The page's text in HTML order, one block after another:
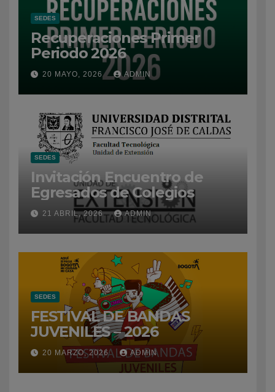
SEDES
Recuperaciones Primer
Periodo 2026
20 MAYO, 2026 ADMIN
SEDES
Invitación Encuentro de
Egresados de Colegios
21 ABRIL, 2026 ADMIN
SEDES
FESTIVAL DE BANDAS
JUVENILES – 2026
20 MARZO, 2026 ADMIN